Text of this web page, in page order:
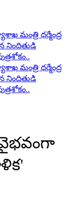
మంత్రి ధర్మేంద్ర
మంత్రి ధర్మేంద్ర